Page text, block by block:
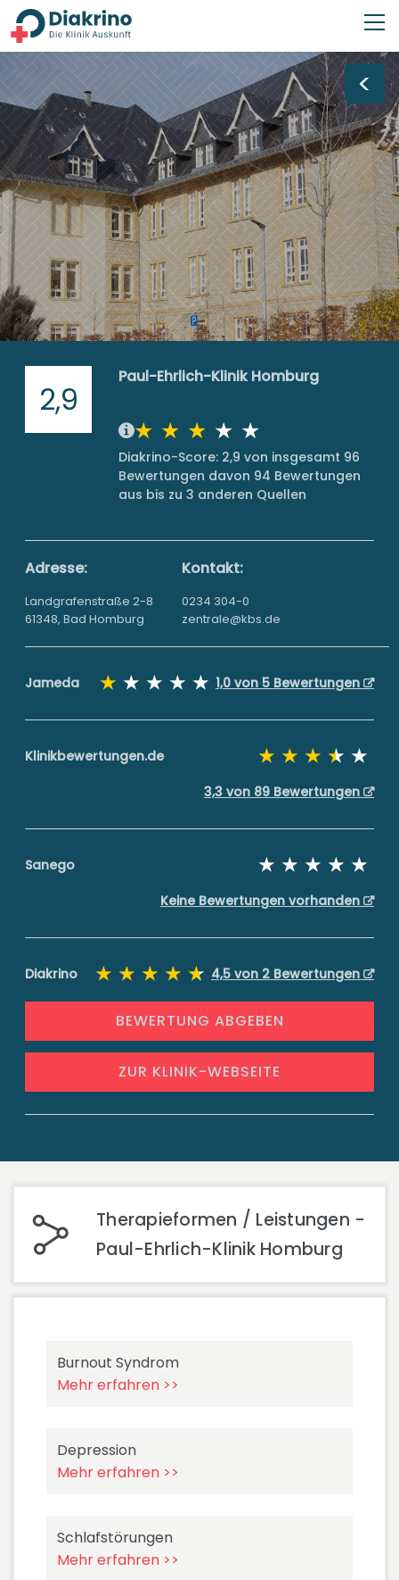
<
2,9
Paul-Ehrlich-Klinik Homburg
Diakrino-Score: 2,9 von insgesamt 96
Bewertungen davon 94 Bewertungen
aus bis zu 3 anderen Quellen
Adresse:
Landgrafenstraße 2-8
61348, Bad Homburg
Kontakt:
0234 304-0
zentrale@kbs.de
Jameda 1,0 von 5 Bewertungen
Klinikbewertungen.de
3,3 von 89 Bewertungen
Sanego
Keine Bewertungen vorhanden
Diakrino 4,5 von 2 Bewertungen
BEWERTUNG ABGEBEN
ZUR KLINIK-WEBSEITE
Therapieformen / Leistungen -
Paul-Ehrlich-Klinik Homburg
Burnout Syndrom
Mehr erfahren >>
Depression
Mehr erfahren >>
Schlafstörungen
Mehr erfahren >>